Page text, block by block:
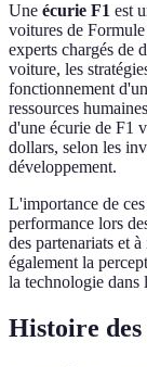
Une écurie F1 est
voitures de
experts chargés de
voiture, les
fonctionnement
ressources
d'une écurie de F1
dollars, selon les
développement.
L'importance de
performance lors
des partenariats et
également la
la technologie dans
Histoire